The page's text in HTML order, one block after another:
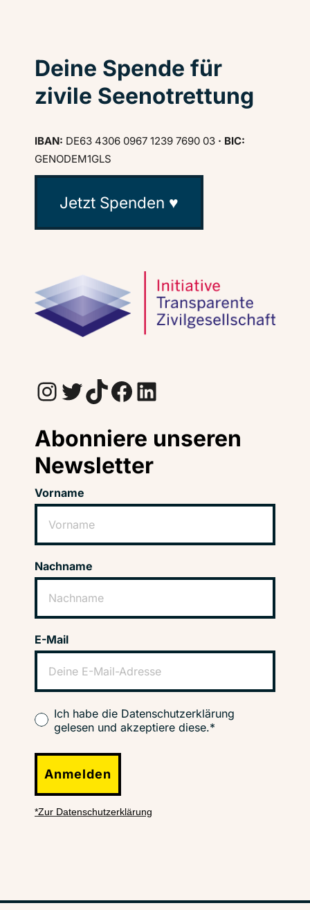
Deine Spende für
zivile Seenotrettung
IBAN: DE63 4306 0967 1239 7690 03 · BIC:
GENODEM1GLS
Jetzt Spenden ♥
InstagramTwitter TikTok Facebook LinkedIn
Abonniere unseren
Newsletter
Vorname
Nachname
E-Mail
Ich habe die Datenschutzerklärung
gelesen und akzeptiere diese.*
Anmelden
*Zur Datenschutzerklärung